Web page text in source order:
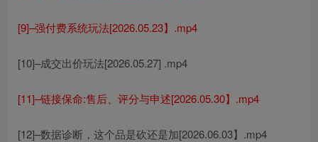
[9]–强付费系统玩法[2026.05.23】.mp4
[10]–成交出价玩法[2026.05.27] .mp4
[11]–链接保命:售后、评分与申述[2026.05.30】.mp4
[12]–数据诊断，这个品是砍还是加[2026.06.03】.mp4